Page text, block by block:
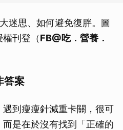
迷思、如何避免復胖。圖
刊登（FB@吃．營養．
答案
到瘦瘦針減重卡關，很可
是在於沒有找到「正確的